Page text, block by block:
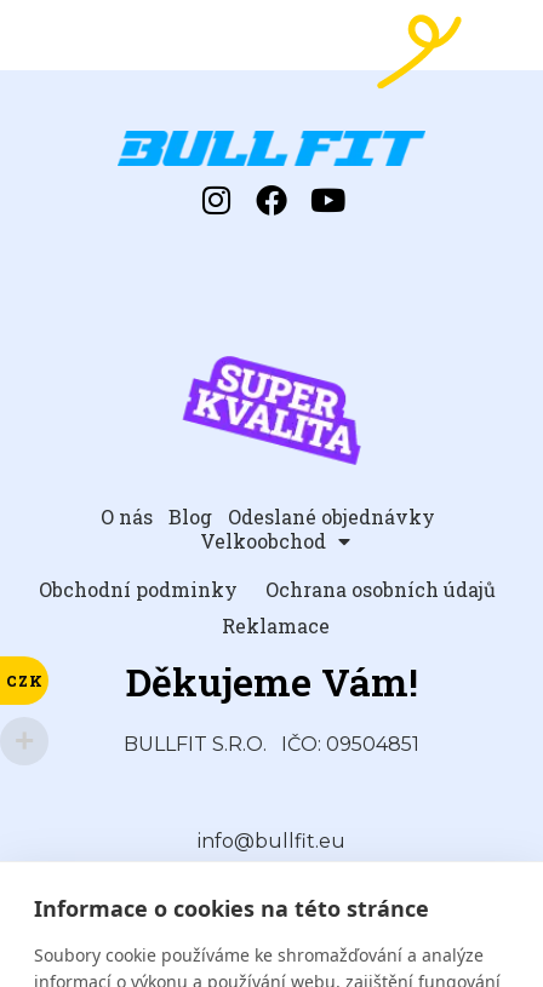
Informace o cookies na této stránce
Soubory cookie používáme ke shromažďování a analýze
informací o výkonu a používání webu, zajištění fungování
O nás Blog
Odeslané objednávky
Velkoobchod
Obchodní podminky
Ochrana osobních údajů
Reklamace
Děkujeme Vám!
BULLFIT S.R.O. IČO: 09504851
info@bullfit.eu
CZK